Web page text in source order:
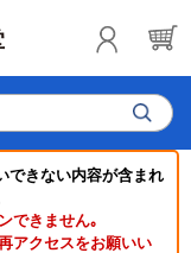
できない内容が含まれ
できません｡
アクセスをお願いい